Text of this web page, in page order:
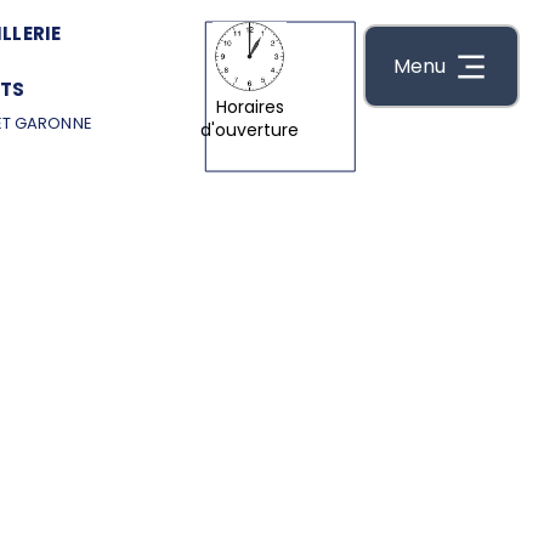
Menu
GARONNE
Horaires
d'ouverture